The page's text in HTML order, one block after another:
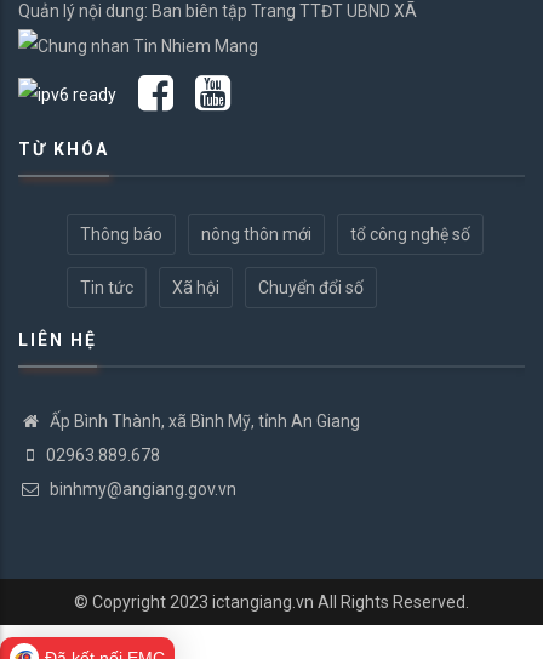
Quản lý nội dung: Ban biên tập Trang TTĐT UBND XÃ
TỪ KHÓA
Thông báo nông thôn mới tổ công nghệ số
Tin tức Xã hội Chuyển đổi số
LIÊN HỆ
Ấp Bình Thành, xã Bình Mỹ, tỉnh An Giang
02963.889.678
binhmy@angiang.gov.vn
© Copyright 2023 ictangiang.vn All Rights Reserved.